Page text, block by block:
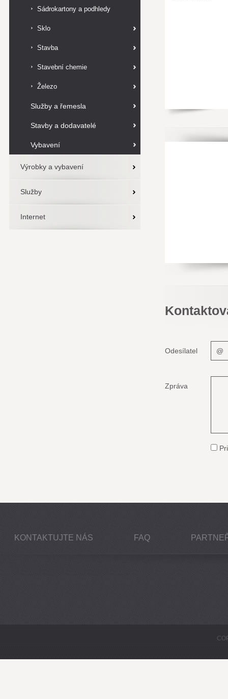
Sádrokartony a podhledy
Sklo
Stavba
Stavební chemie
Železo
Služby a řemesla
Stavby a dodavatelé
Vybavení
Výrobky a vybavení
Služby
Internet
Odesílatel
Zpráva
KONTAKTUJTE NÁS FAQ